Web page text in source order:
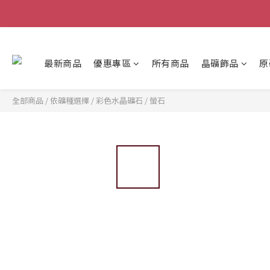
最新商品 優惠專區 所有商品 晶礦飾品
全部商品 /依礦種選擇 / 彩色水晶礦石 / 螢石